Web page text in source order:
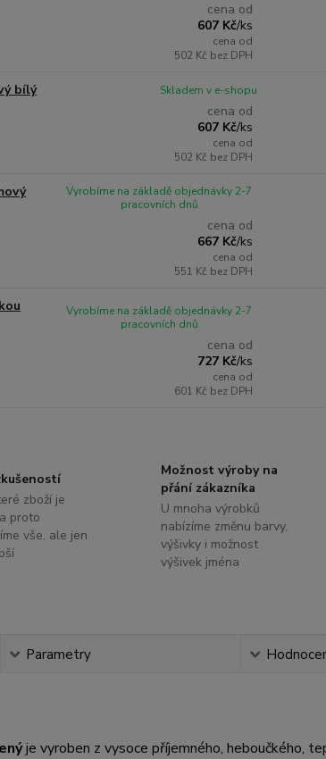
cena od
607 Kč/ks
cena od
502 Kč bez DPH
bílý
cena od
607 Kč/ks
cena od
502 Kč bez DPH
Skladem v e-shopu
cena od
667 Kč/ks
cena od
551 Kč bez DPH
Vyrobíme na základě objednávky 2-7
pracovních dnů
cena od
727 Kč/ks
cena od
601 Kč bez DPH
Vyrobíme na základě objednávky 2-7
pracovních dnů
zboží je
proto
vše, ale jen
Možnost výroby na
přání zákazníka
U mnoha výrobků
nabízíme změnu barvy,
výšivky i možnost
výšivek jména
Parametry
je vyroben z vysoce příjemného, heboučkého,